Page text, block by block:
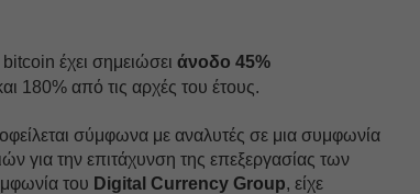
έχει σημειώσει άνοδο 45%
180% από τις αρχές του έτους.
σύμφωνα με αναλυτές σε μια συμφωνία
για την επιτάχυνση της επεξεργασίας των
του Digital Currency Group, είχε